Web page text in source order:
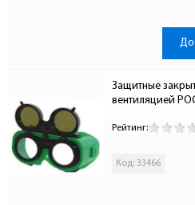
Защитные
вентиляцией
Рейтинг:
Код: 33466